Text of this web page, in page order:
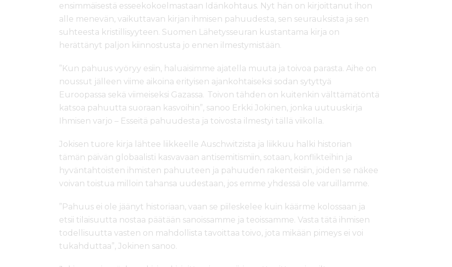
ensimmäisestä esseekokoelmastaan Idänkohtaus. Nyt hän on kirjoittanut ihon
alle menevän, vaikuttavan kirjan ihmisen pahuudesta, sen seurauksista ja sen
suhteesta kristillisyyteen. Suomen Lähetysseuran kustantama kirja on
herättänyt paljon kiinnostusta jo ennen ilmestymistään.
”Kun pahuus vyöryy esiin, haluaisimme ajatella muuta ja toivoa parasta. Aihe on
noussut jälleen viime aikoina erityisen ajankohtaiseksi sodan sytyttyä
Euroopassa sekä viimeiseksi Gazassa. Toivon tähden on kuitenkin välttämätöntä
katsoa pahuutta suoraan kasvoihin”, sanoo Erkki Jokinen, jonka uutuuskirja
Ihmisen varjo – Esseitä pahuudesta ja toivosta ilmestyi tällä viikolla.
Jokisen tuore kirja lähtee liikkeelle Auschwitzista ja liikkuu halki historian
tämän päivän globaalisti kasvavaan antisemitismiin, sotaan, konflikteihin ja
hyväntahtoisten ihmisten pahuuteen ja pahuuden rakenteisiin, joiden se näkee
voivan toistua milloin tahansa uudestaan, jos emme yhdessä ole varuillamme.
”Pahuus ei ole jäänyt historiaan, vaan se piileskelee kuin käärme kolossaan ja
etsii tilaisuutta nostaa päätään sanoissamme ja teoissamme. Vasta tätä ihmisen
todellisuutta vasten on mahdollista tavoittaa toivo, jota mikään pimeys ei voi
tukahduttaa”, Jokinen sanoo.